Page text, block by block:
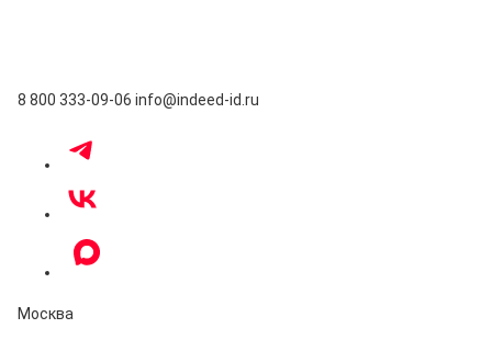
8 800 333-09-06 info@indeed-id.ru
Москва